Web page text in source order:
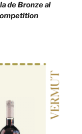
de Bronze al